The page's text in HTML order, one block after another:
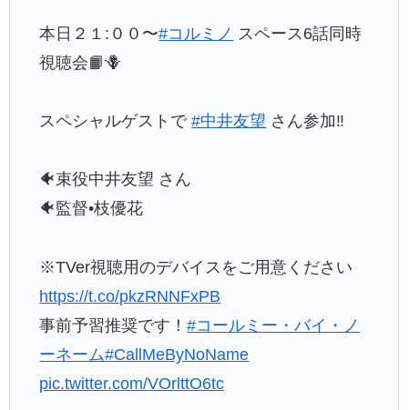
本日２１:００〜#コルミノ スペース6話同時
視聴会📙🪻
スペシャルゲストで#中井友望 さん参加‼️
🐠束役中井友望 さん
🐠監督•枝優花
※TVer視聴用のデバイスをご用意ください
https://t.co/pkzRNNFxPB
事前予習推奨です！#コールミー・バイ・ノ
ーネーム#CallMeByNoName
pic.twitter.com/VOrlttO6tc